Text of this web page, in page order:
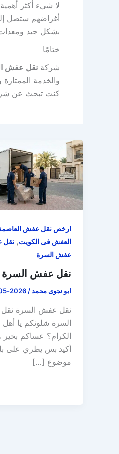
لا شيء أكثر
أغراضهم ستصل
بشكل جيد ومعدات
ختامًا
شركة نقل عفش
والخدمة
كنت تبحث عن
ارخص نقل عفش
العفش فى الكويت,
عفش السرة
نقل عفش السرة
ابو نجوى محمد/
2026-05-21
نقل عفش السرة
السرة شلونكم يا أهل
الكرام؟ عساكم بخير
أكيد بس يطري على
موضوع […]